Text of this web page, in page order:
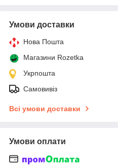
Умови доставки
Нова Пошта
Магазини Rozetka
Укрпошта
Самовивіз
Всі умови доставки
Умови оплати